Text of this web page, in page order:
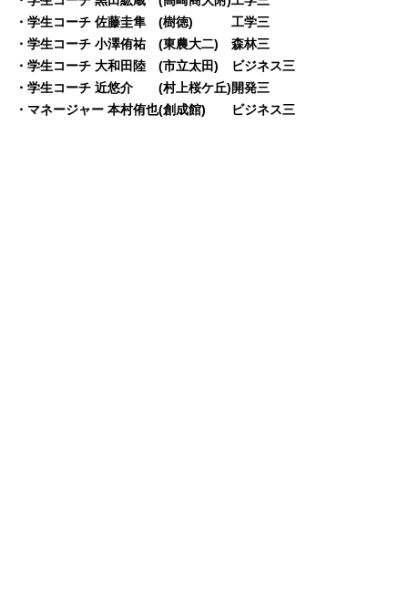
・学生コーチ 佐藤圭隼 (樹徳) 工学三
・学生コーチ 小澤侑祐 (東農大二) 森林三
・学生コーチ 大和田陸 (市立太田) ビジネス三
・学生コーチ 近悠介 (村上桜ケ丘)開発三
・マネージャー 本村侑也(創成館) ビジネス三